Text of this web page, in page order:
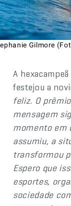
Gilmore
A
festejou a
feliz. O
mensagem
momento em
assumiu, a
transformou
Espero que
esportes,
sociedade